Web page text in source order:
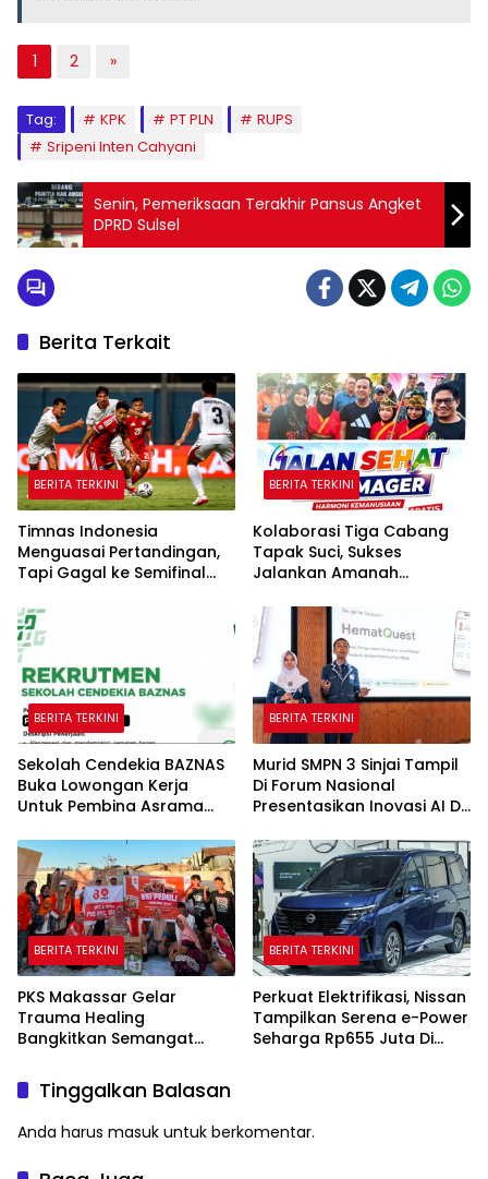
1 2 »
Tag: KPK PT PLN
RUPS
Sripeni Inten Cahyani
Senin, Pemeriksaan Terakhir Pansus Angket
DPRD Sulsel
Berita Terkait
BERITA TERKINI
Timnas Indonesia
Menguasai Pertandingan,
Tapi Gagal ke Semifinal
BERITA TERKINI
Kolaborasi Tiga Cabang
Tapak Suci, Sukses
Jalankan Amanah
Gubernur Sulawesi Selatan
BERITA TERKINI
Sekolah Cendekia BAZNAS
Buka Lowongan Kerja
Untuk Pembina Asrama
BERITA TERKINI
Murid SMPN 3 Sinjai Tampil
Di Forum Nasional
Presentasikan Inovasi AI Di
BERITA TERKINI
PKS Makassar Gelar
Trauma Healing
Bangkitkan Semangat
BERITA TERKINI
Perkuat Elektrifikasi, Nissan
Tampilkan Serena e-Power
Seharga Rp655 Juta Di
Tinggalkan Balasan
Anda harus masuk untuk berkomentar.